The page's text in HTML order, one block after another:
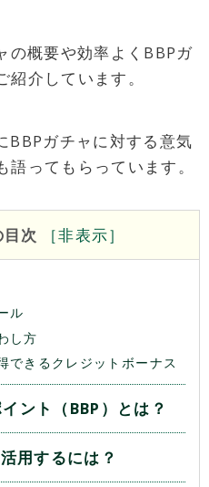
の概要や効率よくBBPガ
介しています。
BBPガチャに対する意気
ってもらっています。
次 ［非表示］
ル
し方
できるクレジットボーナス
ント（BBP）とは？
用するには？